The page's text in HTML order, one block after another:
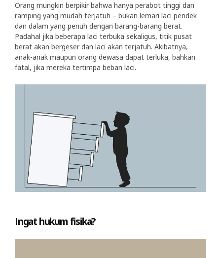
Orang mungkin berpikir bahwa hanya perabot tinggi dan
ramping yang mudah terjatuh – bukan lemari laci pendek
dan dalam yang penuh dengan barang-barang berat.
Padahal jika beberapa laci terbuka sekaligus, titik pusat
berat akan bergeser dan laci akan terjatuh. Akibatnya,
anak-anak maupun orang dewasa dapat terluka, bahkan
fatal, jika mereka tertimpa beban laci.
Ingat hukum fisika?